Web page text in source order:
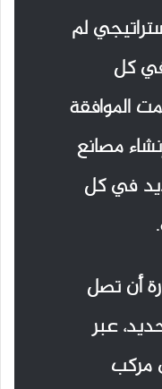
لم
في كل
الموافقة
مصانع
في كل
أن تصل
عبر
مركب